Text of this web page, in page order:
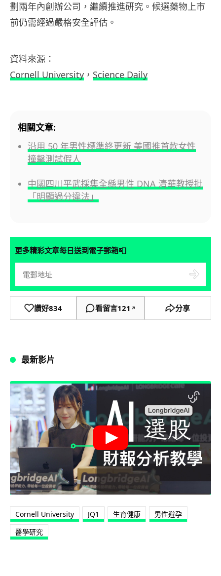
劃兩年內創辦公司，繼續推進研究。候選藥物上市
前仍需經過嚴格安全評估。
資料來源：
Cornell University ， Science Daily
相關文章:
沿用 50 年男性標準終更新 美國推首款女性
撞擊測試假人
中國四川平武採集全縣男性 DNA 清華教授批
「明顯過分違法」
更多精彩文章每日送到電子郵箱📮
讚好834 看留言121 ↗ 分享
最新影片
Cornell University JQ1 生育健康
男性避孕
醫學研究